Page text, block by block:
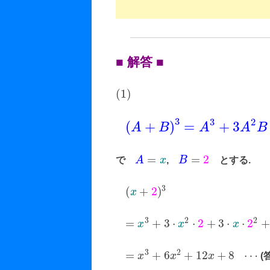
■ 解答 ■
(1)
(A + B)3 = A3 + 3A2B
で A = x,B = 2 とする.
(x + 2)3
= x3 + 3 ⋅ x2 ⋅ 2 + 3 ⋅ x ⋅ 22 +
= x3 + 6x2 + 12x + 8 ⋯ (